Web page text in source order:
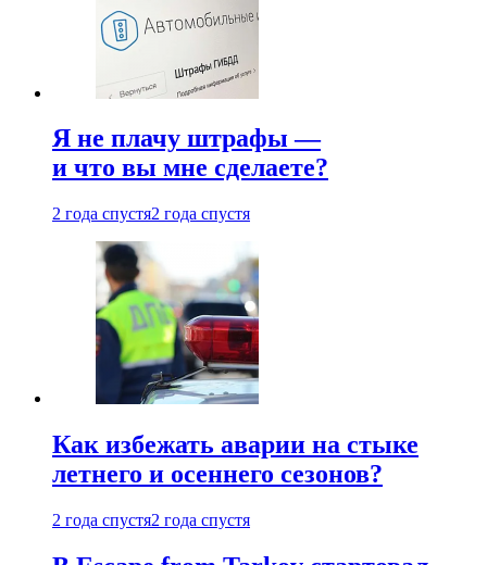
Я не плачу штрафы —
и что вы мне сделаете?
2 года спустя2 года спустя
Как избежать аварии на стыке
летнего и осеннего сезонов?
2 года спустя2 года спустя